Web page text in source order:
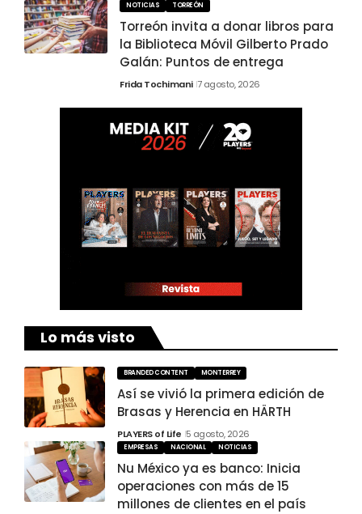
NOTICIAS TORREÓN
Torreón invita a donar libros para
la Biblioteca Móvil Gilberto Prado
Galán: Puntos de entrega
Frida Tochimani 7 agosto, 2026
Lo más visto
BRANDED CONTENT MONTERREY
Así se vivió la primera edición de
Brasas y Herencia en HÄRTH
PLAYERS of Life 5 agosto, 2026
EMPRESAS NACIONAL NOTICIAS
Nu México ya es banco: Inicia
operaciones con más de 15
millones de clientes en el país